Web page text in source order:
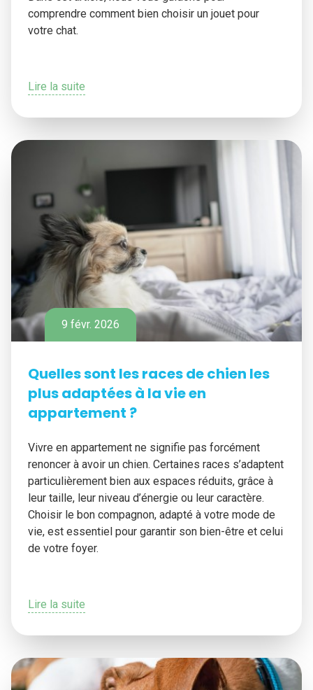
comprendre comment bien choisir un jouet pour
votre chat.
Lire la suite
9 févr. 2026
Quelles sont les races de chien les
plus adaptées à la vie en
appartement ?
Vivre en appartement ne signifie pas forcément
renoncer à avoir un chien. Certaines races s’adaptent
particulièrement bien aux espaces réduits, grâce à
leur taille, leur niveau d’énergie ou leur caractère.
Choisir le bon compagnon, adapté à votre mode de
vie, est essentiel pour garantir son bien-être et celui
de votre foyer.
Lire la suite